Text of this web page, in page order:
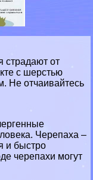
от
с шерстью
Не отчаивайтесь
Черепаха –
и быстро
черепахи могут